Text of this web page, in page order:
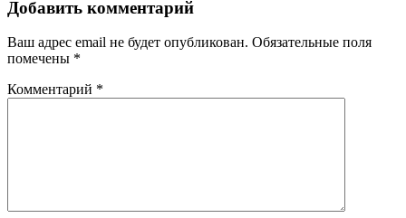
записям
Добавить комментарий
Ваш адрес email не будет опубликован. Обязательные поля
помечены *
Комментарий *